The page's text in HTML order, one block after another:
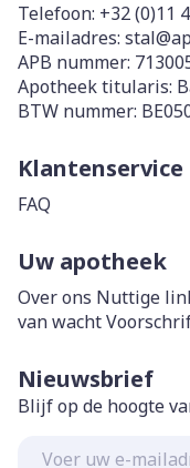
Telefoon: +32 (0)11
E-mailadres: stal@
APB nummer:
Apotheek titularis:
BTW nummer:
Klantenservice
FAQ
Uw apotheek
Over ons Nuttige
van wacht
Nieuwsbrief
Blijf op de hoogte